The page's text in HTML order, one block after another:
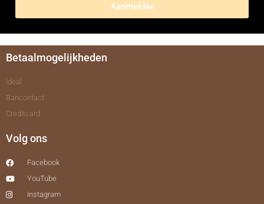
Aanmelden
Betaalmogelijkheden
Ideal
Bancontact
Creditcard
Volg ons
Facebook
YouTube
Instagram